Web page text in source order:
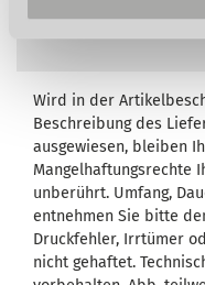
Wird in der
Beschreibung des
ausgewiesen, bleiben
Mangelhaftungsrechte
unberührt. Umfang,
entnehmen Sie bitte
Druckfehler, Irrtümer
nicht gehaftet.